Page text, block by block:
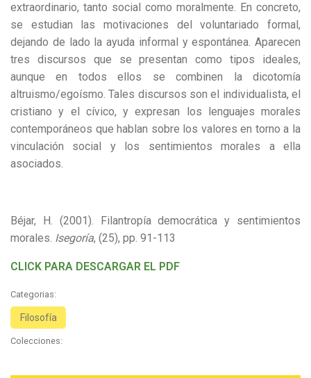
extraordinario, tanto social como moralmente. En concreto,
se estudian las motivaciones del voluntariado formal,
dejando de lado la ayuda informal y espontánea. Aparecen
tres discursos que se presentan como tipos ideales,
aunque en todos ellos se combinen la dicotomía
altruismo/egoísmo. Tales discursos son el individualista, el
cristiano y el cívico, y expresan los lenguajes morales
contemporáneos que hablan sobre los valores en torno a la
vinculación social y los sentimientos morales a ella
asociados.
Béjar, H. (2001). Filantropía democrática y sentimientos
morales. Isegoría, (25), pp. 91-113
CLICK PARA DESCARGAR EL PDF
Categorias:
Filosofía
Colecciones: